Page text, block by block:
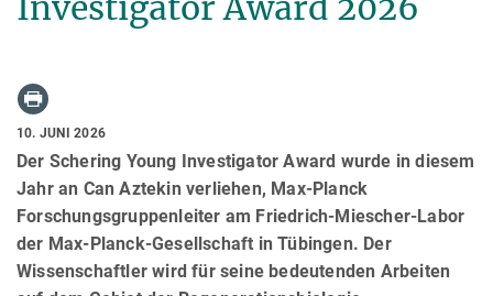
10. JUNI 2026
Der Schering Young Investigator Award wurde in diesem
Jahr an Can Aztekin verliehen, Max-Planck
Forschungsgruppenleiter am Friedrich-Miescher-Labor
der Max-Planck-Gesellschaft in Tübingen. Der
Wissenschaftler wird für seine bedeutenden Arbeiten